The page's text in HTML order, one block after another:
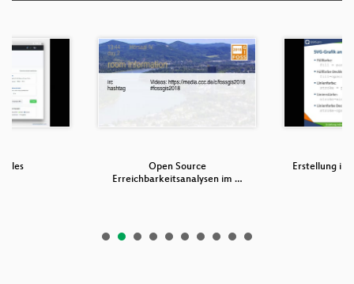
Open Source
Erreichbarkeitsanalysen im …
Erstellung